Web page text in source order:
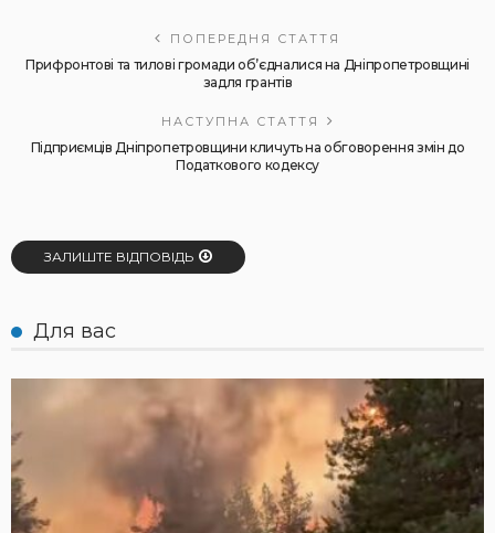
ПОПЕРЕДНЯ СТАТТЯ
Прифронтові та тилові громади об’єдналися на Дніпропетровщині
задля грантів
НАСТУПНА СТАТТЯ
Підприємців Дніпропетровщини кличуть на обговорення змін до
Податкового кодексу
ЗАЛИШТЕ ВІДПОВІДЬ
Для вас